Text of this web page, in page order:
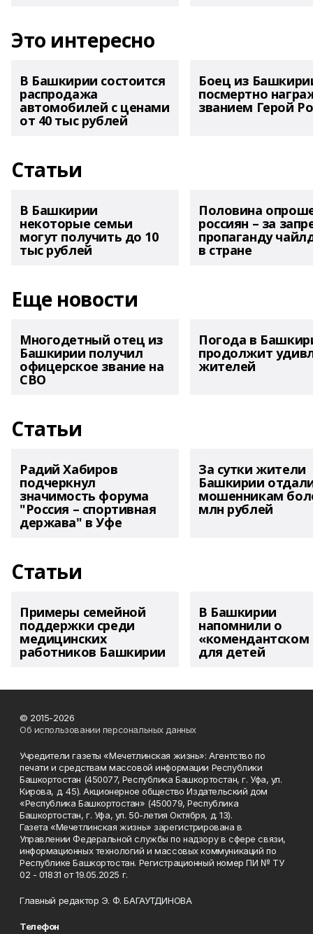
Это интересно
В Башкирии состоится
распродажа
автомобилей с ценами
от 40 тыс рублей
Боец из
посмертно
званием Герой
Статьи
В Башкирии
некоторые семьи
могут получить до 10
тыс рублей
Половина
россиян – за
пропаганду
в стране
Еще новости
Многодетный отец из
Башкирии получил
офицерское звание на
СВО
Погода в
продолжит
жителей
Статьи
Радий Хабиров
подчеркнул
значимость форума
"Россия – спортивная
держава" в Уфе
За сутки жители
Башкирии
мошенникам
млн рублей
Статьи
Примеры семейной
поддержки среди
медицинских
работников Башкирии
В Башкирии
напомнили о
«комендантском
для детей
© 2015-2026
Об использовании персональных данных
Учредители газеты «Мечетлинская жизнь»: Агентство по
печати и средствам массовой информации Республики
Башкортостан (450077, Республика Башкортостан, г. Уфа, ул.
Кирова, д. 45). Акционерное общество Издательский дом
«Республика Башкортостан» (450079, Республика
Башкортостан, г. Уфа, ул. 50-летия Октября, д. 13).
Газета «Мечетлинская жизнь» зарегистрирована в
Управлении Федеральной службы по надзору в сфере связи,
информационных технологий и массовых коммуникаций по
Республике Башкортостан. Регистрационный номер ПИ № ТУ
02 - 01831 от 19.05.2025 г.
Главный редактор Э. Ф. БАГАУТДИНОВА
Телефон